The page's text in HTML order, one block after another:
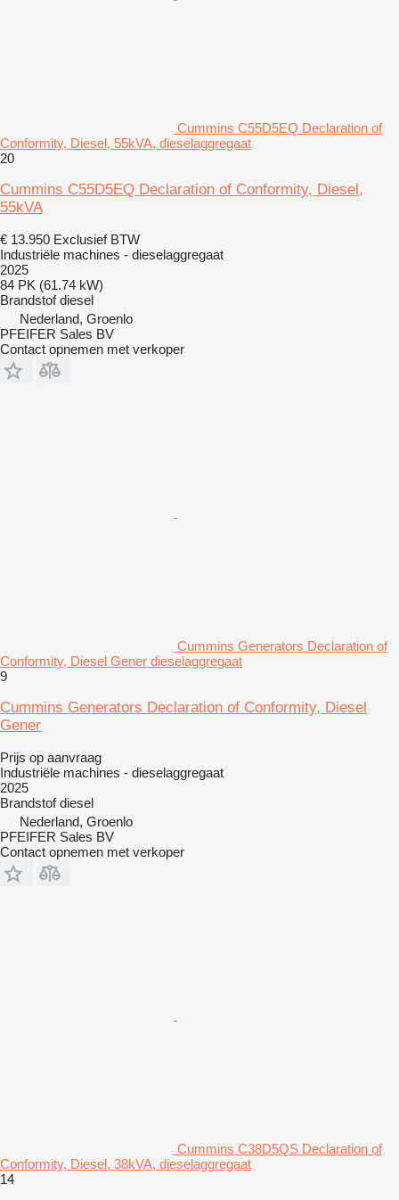
Cummins C55D5EQ Declaration of
Conformity, Diesel, 55kVA, dieselaggregaat
20
Cummins C55D5EQ Declaration of Conformity, Diesel,
55kVA
€ 13.950 Exclusief BTW
Industriële machines - dieselaggregaat
2025
84 PK (61.74 kW)
Brandstof diesel
Nederland, Groenlo
PFEIFER Sales BV
Contact opnemen met verkoper
Cummins Generators Declaration of
Conformity, Diesel Gener dieselaggregaat
9
Cummins Generators Declaration of Conformity, Diesel
Gener
Prijs op aanvraag
Industriële machines - dieselaggregaat
2025
Brandstof diesel
Nederland, Groenlo
PFEIFER Sales BV
Contact opnemen met verkoper
Cummins C38D5QS Declaration of
Conformity, Diesel, 38kVA, dieselaggregaat
14